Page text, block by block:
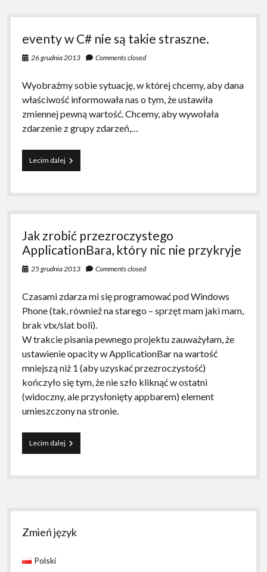
w
konwertował
eventy w C# nie są takie straszne.
26 grudnia 2013 Comments closed
Wyobraźmy sobie sytuację, w której chcemy, aby dana
właściwość informowała nas o tym, że ustawiła
zmiennej pewną wartość. Chcemy, aby wywołała
zdarzenie z grupy zdarzeń,…
Lecim dalejeventy
w
nie
takie
Jak zrobić przezroczystego
ApplicationBara, który nic nie przykryje
25 grudnia 2013 Comments closed
Czasami zdarza mi się programować pod Windows
Phone (tak, również na starego – sprzęt mam jaki mam,
brak vtx/slat boli).
W trakcie pisania pewnego projektu zauważyłam, że
ustawienie opacity w ApplicationBar na wartość
mniejszą niż 1 (aby uzyskać przezroczystość)
kończyło się tym, że nie szło kliknąć w ostatni
(widoczny, ale przysłonięty appbarem) element
umieszczony na stronie.
Lecim dalejJak
zrobić
ApplicationBara,
Sidebar
Zmień język
Polski